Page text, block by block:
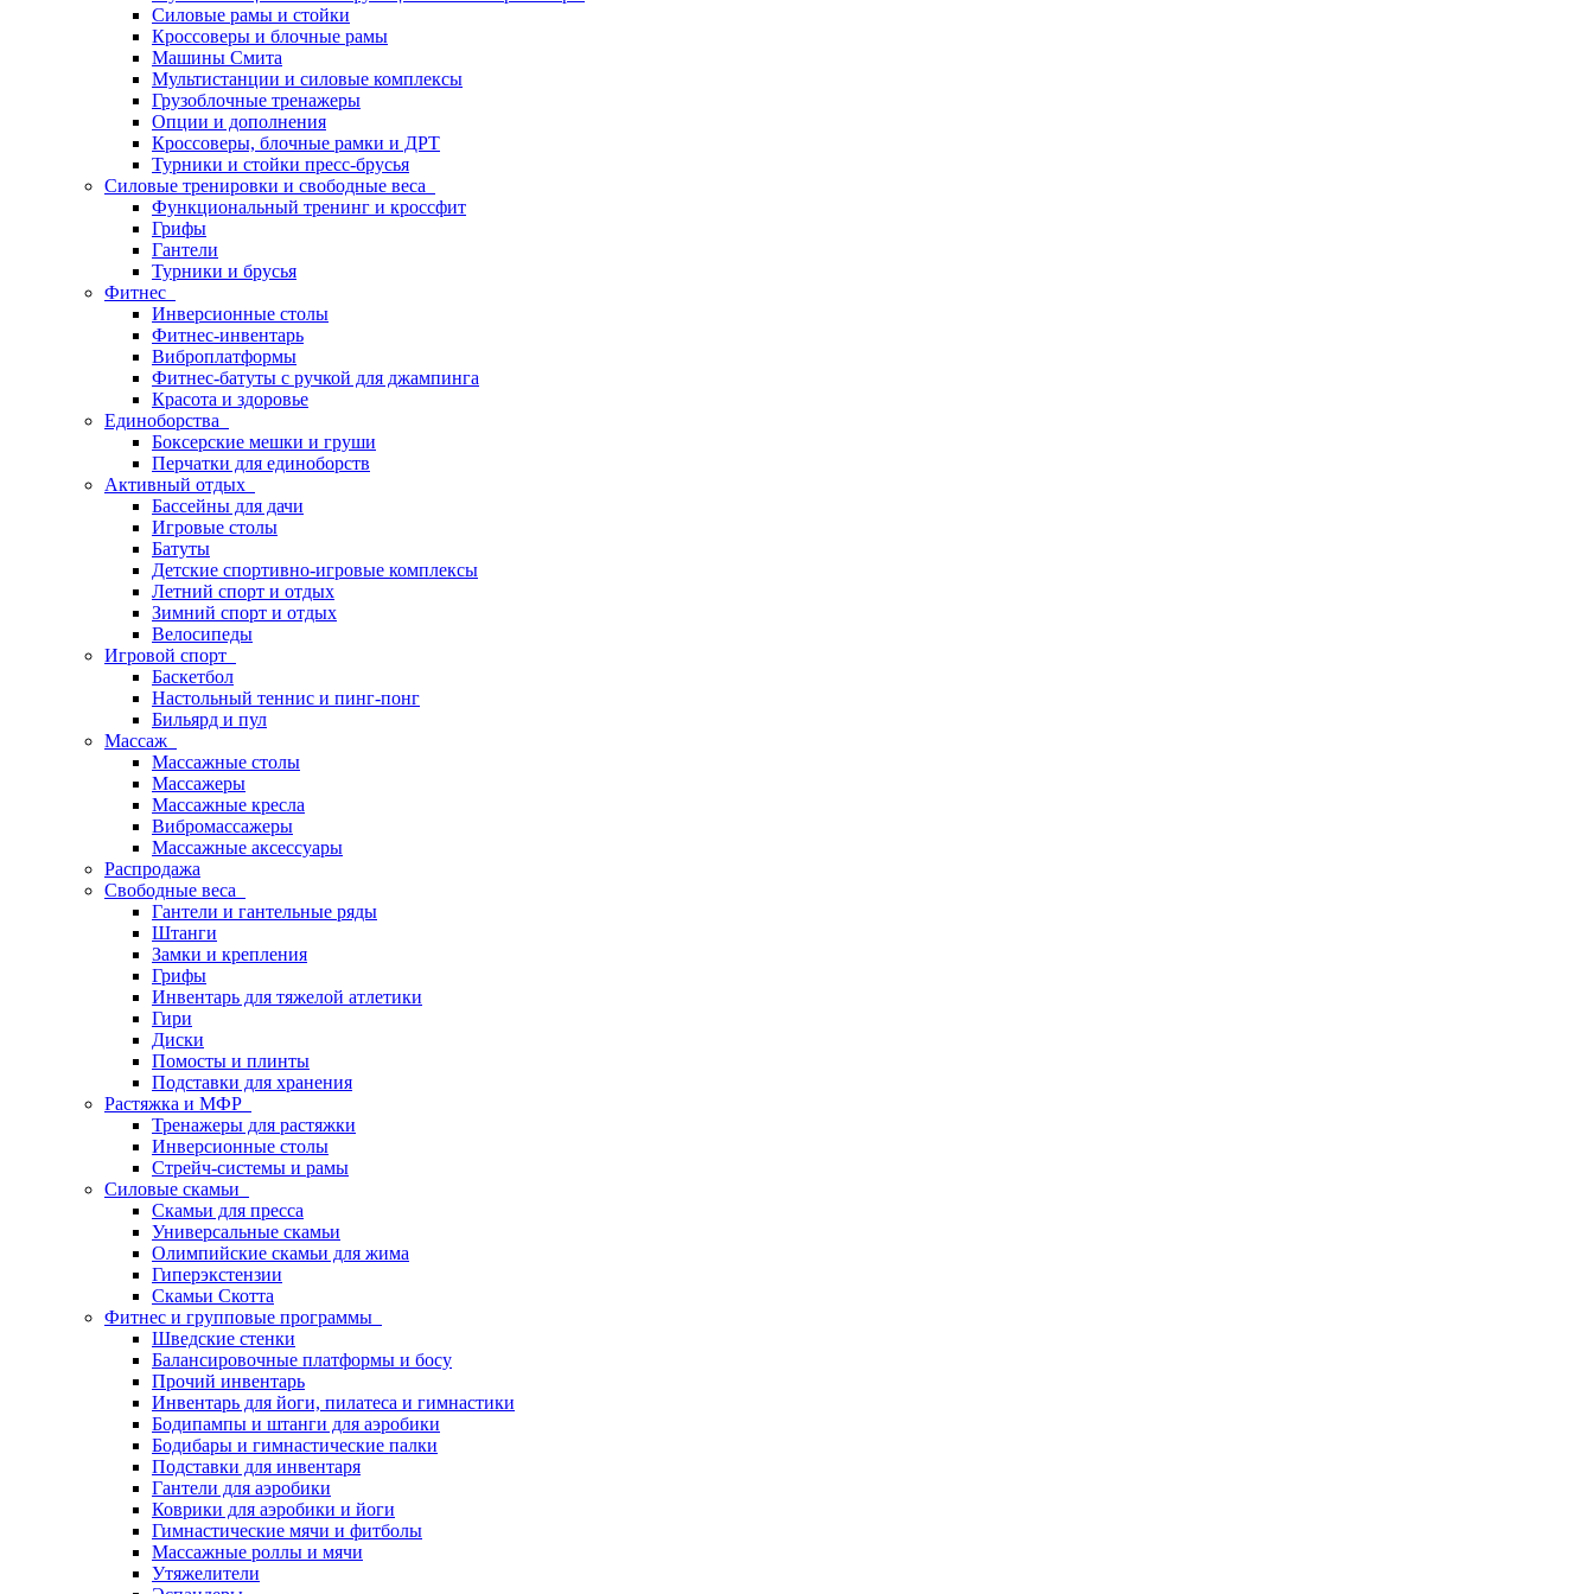
Силовые рамы и стойки
Кроссоверы и блочные рамы
Машины Смита
Мультистанции и силовые комплексы
Грузоблочные тренажеры
Опции и дополнения
Кроссоверы, блочные рамки и ДРТ
Турники и стойки пресс-брусья
Силовые тренировки и свободные веса
Функциональный тренинг и кроссфит
Грифы
Гантели
Турники и брусья
Фитнес
Инверсионные столы
Фитнес-инвентарь
Виброплатформы
Фитнес-батуты с ручкой для джампинга
Красота и здоровье
Единоборства
Боксерские мешки и груши
Перчатки для единоборств
Активный отдых
Бассейны для дачи
Игровые столы
Батуты
Детские спортивно-игровые комплексы
Летний спорт и отдых
Зимний спорт и отдых
Велосипеды
Игровой спорт
Баскетбол
Настольный теннис и пинг-понг
Бильярд и пул
Массаж
Массажные столы
Массажеры
Массажные кресла
Вибромассажеры
Массажные аксессуары
Распродажа
Свободные веса
Гантели и гантельные ряды
Штанги
Замки и крепления
Грифы
Инвентарь для тяжелой атлетики
Гири
Диски
Помосты и плинты
Подставки для хранения
Растяжка и МФР
Тренажеры для растяжки
Инверсионные столы
Стрейч-системы и рамы
Силовые скамьи
Скамьи для пресса
Универсальные скамьи
Олимпийские скамьи для жима
Гиперэкстензии
Скамьи Скотта
Фитнес и групповые программы
Шведские стенки
Балансировочные платформы и босу
Прочий инвентарь
Инвентарь для йоги, пилатеса и гимнастики
Бодипампы и штанги для аэробики
Бодибары и гимнастические палки
Подставки для инвентаря
Гантели для аэробики
Коврики для аэробики и йоги
Гимнастические мячи и фитболы
Массажные роллы и мячи
Утяжелители